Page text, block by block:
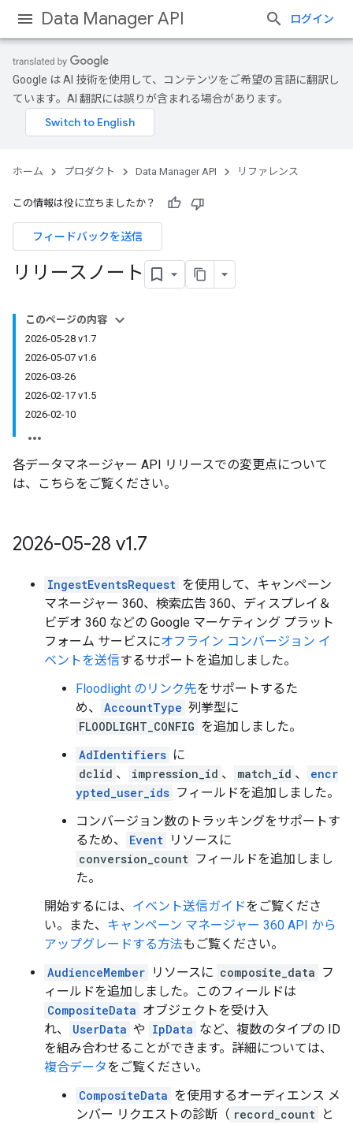
Data Manager API ログイン
Google は AI 技術を使用して、コンテンツをご希望の言語に翻訳し
ています。AI 翻訳には誤りが含まれる場合があります。
ホーム プロダクト Data Manager API リファレンス
この情報は役に立ちましたか？
フィードバックを送信
リリースノート
このページの内容
2026-05-28 v1.7
2026-05-07 v1.6
2026-03-26
2026-02-17 v1.5
2026-02-10
各データマネージャー API リリースでの変更点について
は、こちらをご覧ください。
2026-05-28 v1.7
IngestEventsRequest を使用して、キャンペーン
マネージャー 360、検索広告 360、ディスプレイ＆
ビデオ 360 などの Google マーケティング プラット
フォーム サービスにオフライン コンバージョン イ
ベントを送信するサポートを追加しました。
Floodlight のリンク先をサポートするた
め、
AccountType 列挙型に
FLOODLIGHT_CONFIG を追加しました。
AdIdentifiers に
dclid 、 impression_id 、 match_id 、
encr
ypted_user_ids フィールドを追加しました。
コンバージョン数のトラッキングをサポートす
るため、
Event リソースに
conversion_count フィールドを追加しまし
た。
開始するには、 イベント送信ガイドをご覧くださ
い。また、 キャンペーン マネージャー 360 API から
アップグレードする方法もご覧ください。
AudienceMember リソースに composite_data フ
ィールドを追加しました。このフィールドは
CompositeData オブジェクトを受け入
れ、
UserData や IpData など、複数のタイプの ID
を組み合わせることができます。詳細については、
複合データをご覧ください。
CompositeData を使用するオーディエンス メ
ンバー リクエストの診断（ record_count と